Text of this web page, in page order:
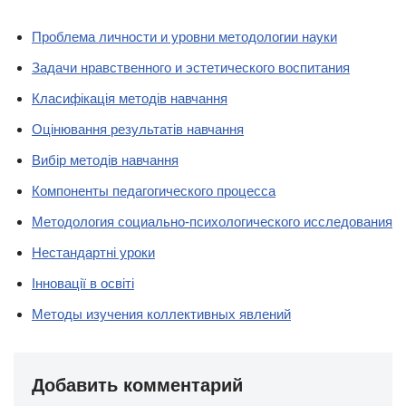
Проблема личности и уровни методологии науки
Задачи нравственного и эстетического воспитания
Класифікація методів навчання
Оцінювання результатів навчання
Вибір методів навчання
Компоненты педагогического процесса
Методология социально-психологического исследования
Нестандартні уроки
Інновації в освіті
Методы изучения коллективных явлений
Добавить комментарий